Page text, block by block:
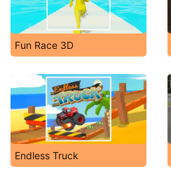
Fun Race 3D
Endless Truck